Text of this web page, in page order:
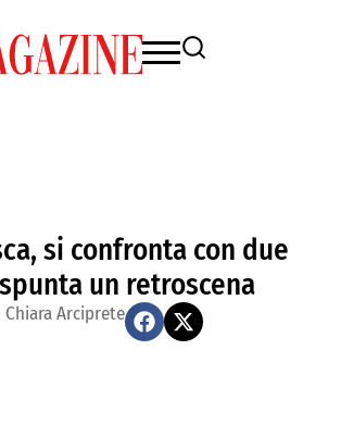
si confronta con due
un retroscena
Chiara Arciprete